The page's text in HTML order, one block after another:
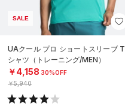
SALE
UAクール プロ ショートスリーブ T
シャツ（トレーニング/MEN）
￥4,158 30%OFF
￥5,940